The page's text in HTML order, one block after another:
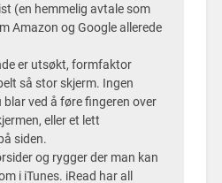
(en hemmelig avtale som
Amazon og Google allerede
er utsøkt, formfaktor
så stor skjerm. Ingen
blar ved å føre fingeren over
eller et lett
siden.
og rygger der man kan
i iTunes. iRead har all